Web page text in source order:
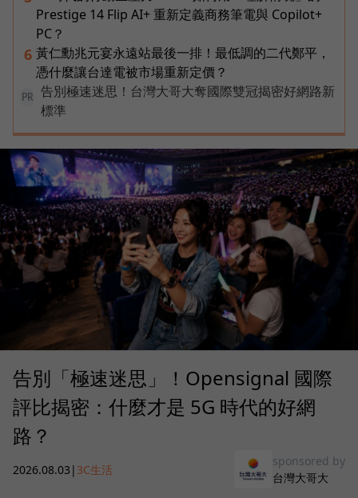
Prestige 14 Flip AI+ 重新定義商務筆電與 Copilot+
PC？
6 黃仁勳兆元宴永遠站最後一排！最低調的二代鄭平，
憑什麼讓台達電被市場重新定價？
PR
告別極速迷思！台灣大哥大奪國際雙冠揭密好網路新
標準
告別「極速迷思」！Opensignal 國際
評比揭密：什麼才是 5G 時代的好網
路？
2026.08.03 | 3C生活
sponsored by
台灣大哥大